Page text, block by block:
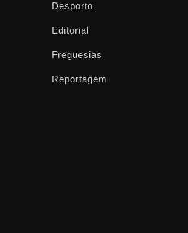
Desporto
Editorial
Freguesias
Reportagem